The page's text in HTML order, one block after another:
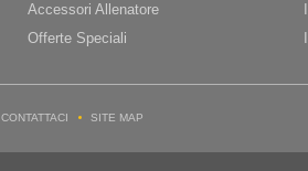
Accessori Allenatore
Offerte Speciali
CONTATTACI SITE MAP